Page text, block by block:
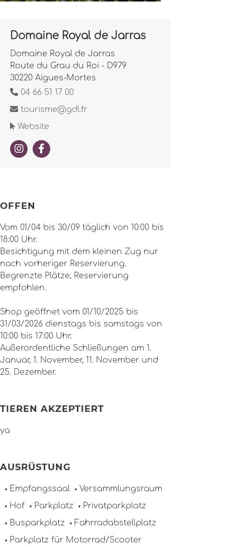
Domaine Royal de Jarras
Domaine Royal de Jarras
Route du Grau du Roi - D979
30220 Aigues-Mortes
04 66 51 17 00
tourisme@gdl.fr
Website
OFFEN
Vom 01/04 bis 30/09 täglich von 10:00 bis
18:00 Uhr.
Besichtigung mit dem kleinen Zug nur
nach vorheriger Reservierung.
Begrenzte Plätze, Reservierung
empfohlen.
Shop geöffnet vom 01/10/2025 bis
31/03/2026 dienstags bis samstags von
10:00 bis 17:00 Uhr.
Außerordentliche Schließungen am 1.
Januar, 1. November, 11. November und
25. Dezember.
TIEREN AKZEPTIERT
ya
AUSRÜSTUNG
Empfangssaal
Versammlungsraum
Hof
Parkplatz
Privatparkplatz
Busparkplatz
Fahrradabstellplatz
Parkplatz für Motorrad/Scooter